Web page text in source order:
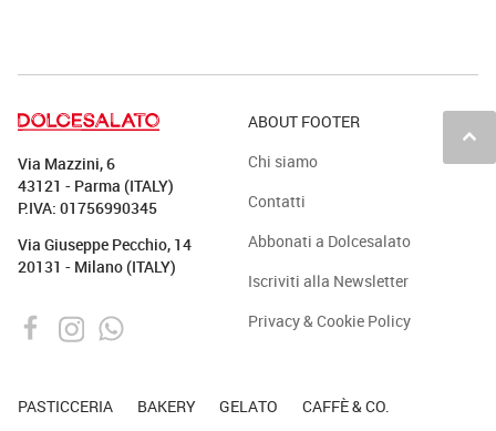
keyboard_arrow_up
Via Mazzini, 6
43121 - Parma (ITALY)
P.IVA: 01756990345
Via Giuseppe Pecchio, 14
20131 - Milano (ITALY)
ABOUT FOOTER
Chi siamo
Contatti
Abbonati a Dolcesalato
Iscriviti alla Newsletter
Privacy & Cookie Policy
PASTICCERIA BAKERY GELATO CAFFÈ & CO.